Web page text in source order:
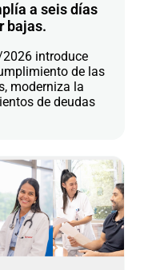
a seis días
bajas.
2026 introduce
de las
moderniza la
de deudas